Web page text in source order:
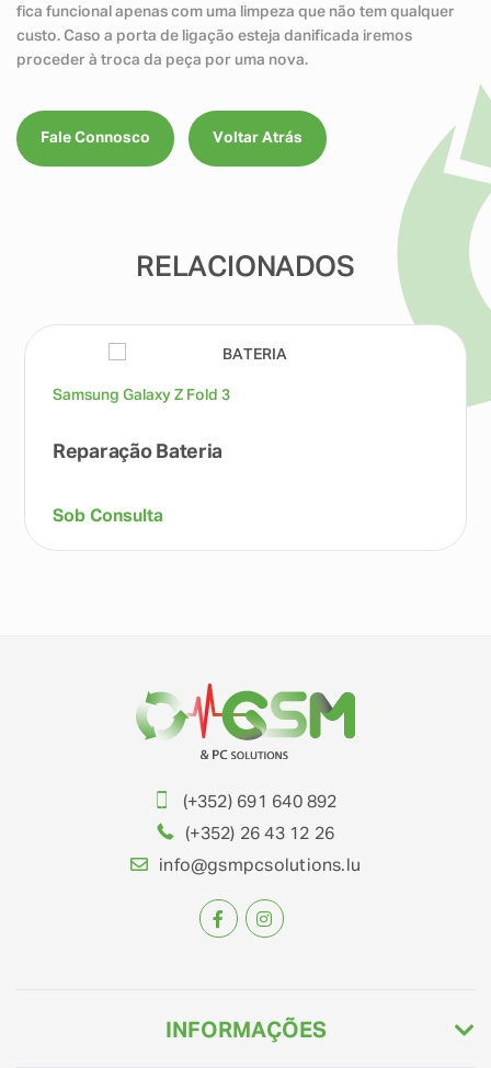
fica funcional apenas com uma limpeza que não tem qualquer
custo. Caso a porta de ligação esteja danificada iremos
proceder à troca da peça por uma nova.
Fale Connosco Voltar Atrás
RELACIONADOS
Samsung Galaxy Z Fold 3
Reparação Bateria
Sob Consulta
(+352) 691 640 892
(+352) 26 43 12 26
info@gsmpcsolutions.lu
INFORMAÇÕES